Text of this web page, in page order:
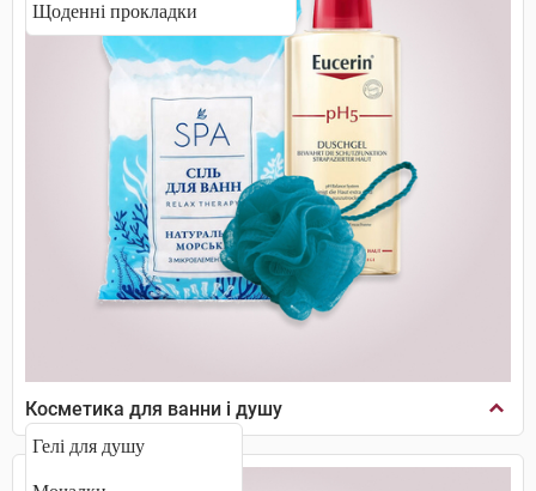
Щоденні прокладки
Косметика для ванни і душу
Гелі для душу